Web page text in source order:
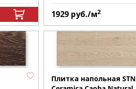
1929 руб./м2
Плитка напольная STN